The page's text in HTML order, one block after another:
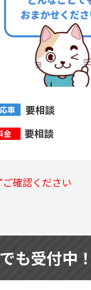
車 要相談
金 要相談
確認ください
も受付中！